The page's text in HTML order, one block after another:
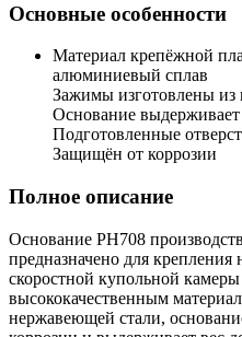
Основные особенности
Материал крепёжной
алюминиевый сплав
Зажимы изготовлены из
Основание выдерживает
Подготовленные
Защищён от коррозии
Полное описание
Основание PH708
предназначено для крепления
скоростной купольной
высококачественным
нержавеющей стали,